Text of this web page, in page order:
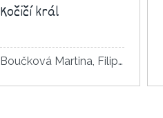
Kočičí král
Boučková Martina, Filip Navrátilová Pavla
Detail knihy